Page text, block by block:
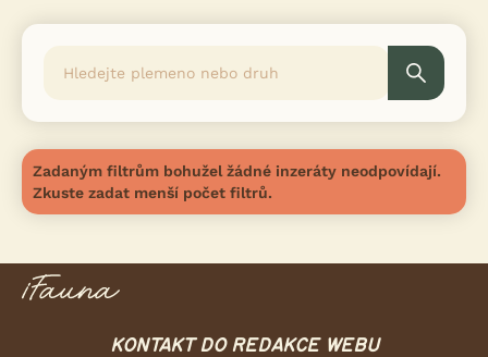
Zadaným filtrům bohužel žádné inzeráty neodpovídají.
Zkuste zadat menší počet filtrů.
KONTAKT DO REDAKCE WEBU